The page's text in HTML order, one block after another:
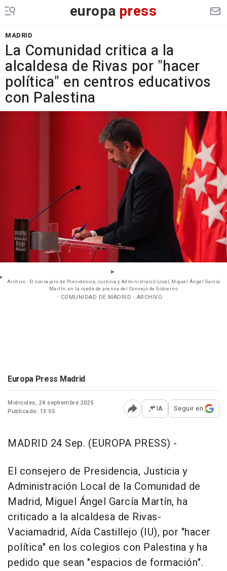
europa press
MADRID
La Comunidad critica a la
alcaldesa de Rivas por "hacer
política" en centros educativos
con Palestina
Archivo - El consejero de Presidencia, Justicia y Administració Local, Miguel Ángel García
Martín, en la rueda de prensa del Consejo de Gobierno
- COMUNIDAD DE MADRID - ARCHIVO
Europa Press Madrid
Miércoles, 24 septiembre 2025
Publicado: 13:55
Abrir opciones para
IA Seguir en
MADRID 24 Sep. (EUROPA PRESS) -
El consejero de Presidencia, Justicia y
Administración Local de la Comunidad de
Madrid, Miguel Ángel García Martín, ha
criticado a la alcaldesa de Rivas-
Vaciamadrid, Aída Castillejo (IU), por "hacer
política" en los colegios con Palestina y ha
pedido que sean "espacios de formación".